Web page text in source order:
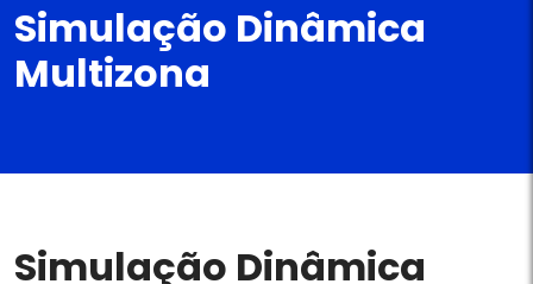
Simulação Dinâmica
Multizona
Simulação Dinâmica